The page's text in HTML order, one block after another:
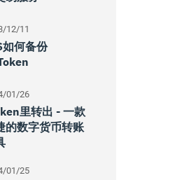
12/11
如何备份
01/26
里转出 - 一款
的数字货币转账
01/25